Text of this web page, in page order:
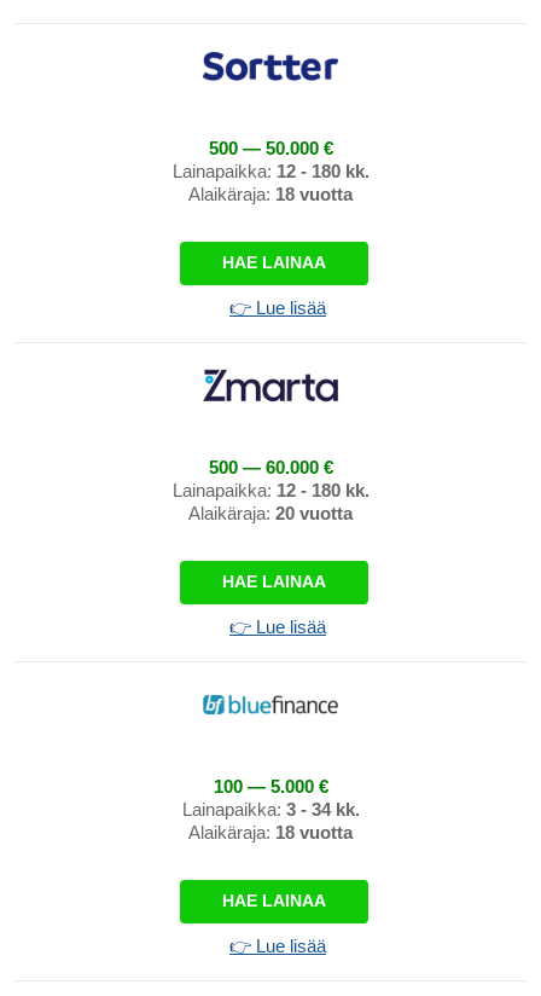
500 — 50.000 €
Lainapaikka: 12 - 180 kk.
Alaikäraja: 18 vuotta
HAE LAINAA
👉 Lue lisää
500 — 60.000 €
Lainapaikka: 12 - 180 kk.
Alaikäraja: 20 vuotta
HAE LAINAA
👉 Lue lisää
100 — 5.000 €
Lainapaikka: 3 - 34 kk.
Alaikäraja: 18 vuotta
HAE LAINAA
👉 Lue lisää